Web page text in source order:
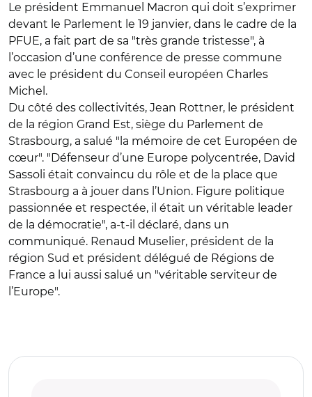
Le président Emmanuel Macron qui doit s’exprimer
devant le Parlement le 19 janvier, dans le cadre de la
PFUE, a fait part de sa "très grande tristesse", à
l’occasion d’une conférence de presse commune
avec le président du Conseil européen Charles
Michel.
Du côté des collectivités, Jean Rottner, le président
de la région Grand Est, siège du Parlement de
Strasbourg, a salué "la mémoire de cet Européen de
cœur". "Défenseur d’une Europe polycentrée, David
Sassoli était convaincu du rôle et de la place que
Strasbourg a à jouer dans l’Union. Figure politique
passionnée et respectée, il était un véritable leader
de la démocratie", a-t-il déclaré, dans un
communiqué. Renaud Muselier, président de la
région Sud et président délégué de Régions de
France a lui aussi salué un "véritable serviteur de
l’Europe".